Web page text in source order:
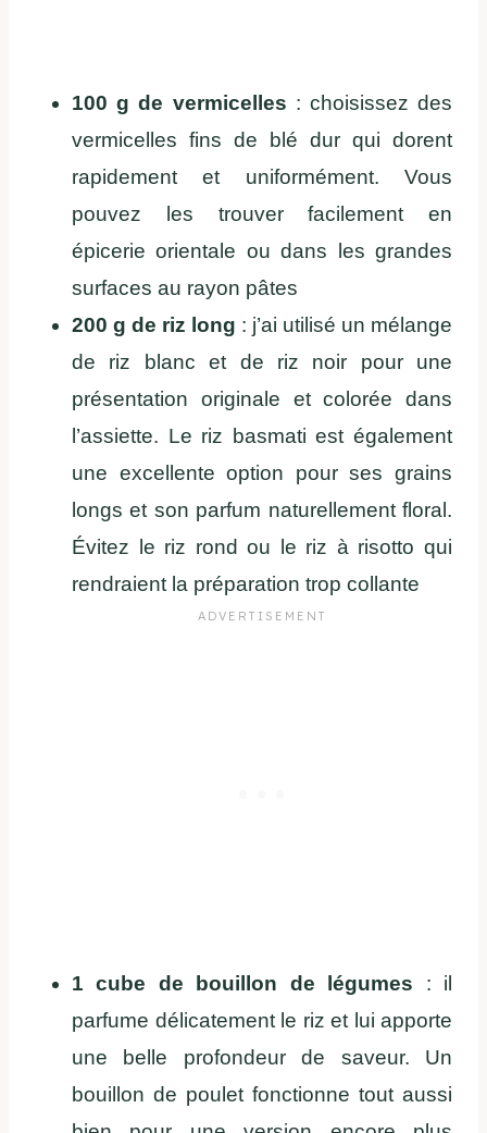
100 g de vermicelles : choisissez des
vermicelles fins de blé dur qui dorent
rapidement et uniformément. Vous
pouvez les trouver facilement en
épicerie orientale ou dans les grandes
surfaces au rayon pâtes
200 g de riz long : j’ai utilisé un mélange
de riz blanc et de riz noir pour une
présentation originale et colorée dans
l’assiette. Le riz basmati est également
une excellente option pour ses grains
longs et son parfum naturellement floral.
Évitez le riz rond ou le riz à risotto qui
rendraient la préparation trop collante
1 cube de bouillon de légumes : il
parfume délicatement le riz et lui apporte
une belle profondeur de saveur. Un
bouillon de poulet fonctionne tout aussi